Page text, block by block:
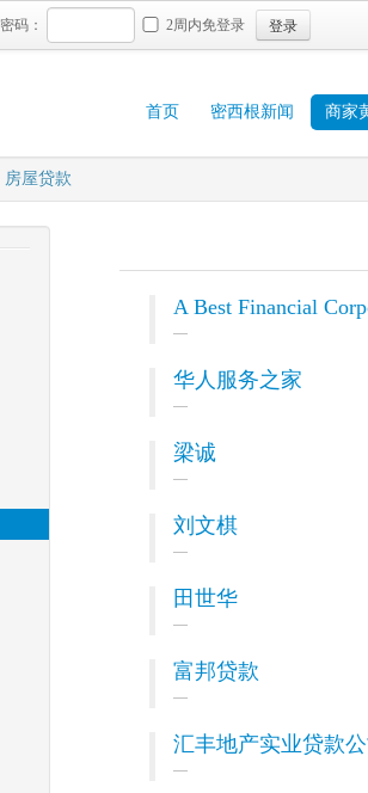
密码： 2周内免登录 登录
首页 密西根新闻 商家
房屋贷款
A Best Financial
华人服务之家
梁诚
刘文棋
田世华
富邦贷款
汇丰地产实业贷款